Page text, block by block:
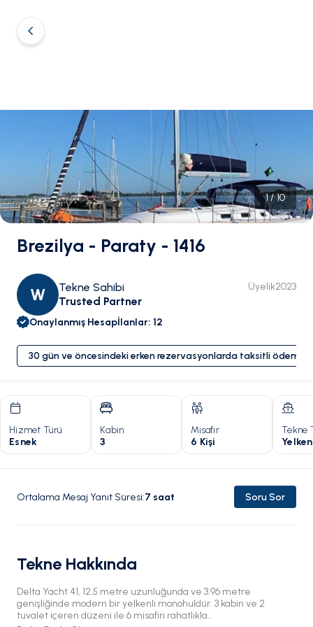
1/10
Brezilya - Paraty - 1416
W
Tekne Sahibi
Trusted Partner
Üyelik2023
Onaylanmış Hesapİlanlar: 12
30 gün ve öncesindeki erken rezervasyonlarda taksitli ödeme
Hizmet Türü
Esnek
Kabin
3
Misafir
6 Kişi
Tekne
Ortalama Mesaj Yanıt Süresi:7 saat Soru Sor
Tekne Hakkında
Delta Yacht 41, 12.5 metre uzunluğunda ve 3.96 metre
genişliğinde modern bir yelkenli monohuldür. 3 kabin ve 2
tuvalet içeren düzeni ile 6 misafiri rahatlıkla